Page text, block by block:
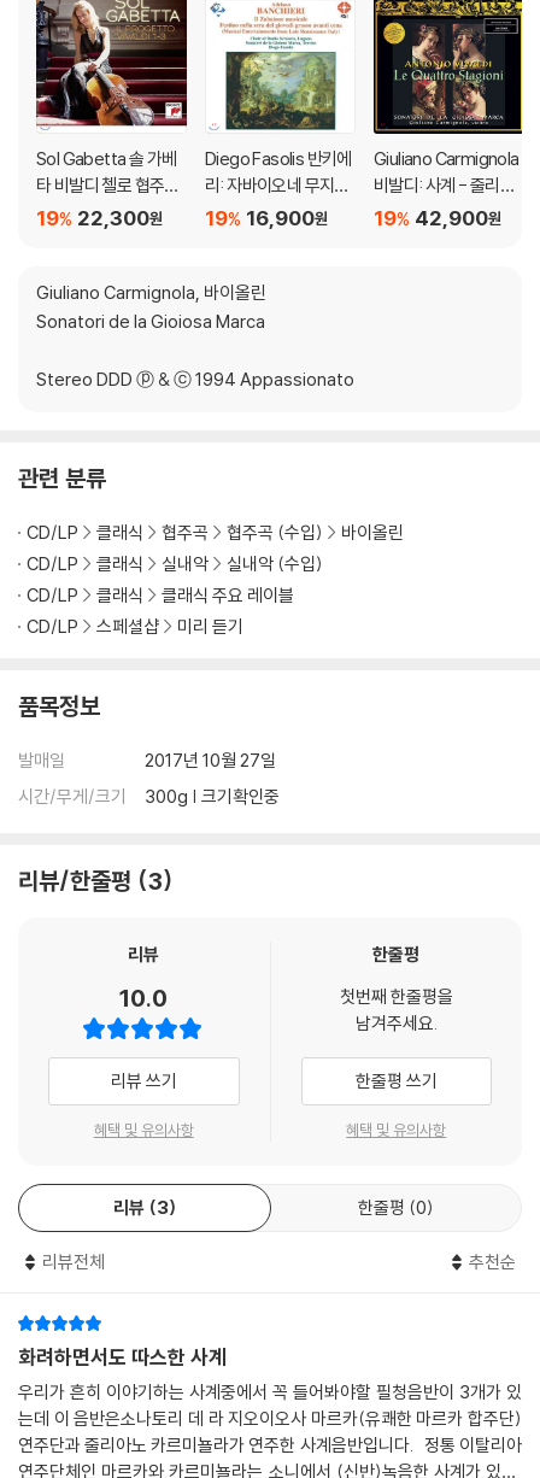
Sol Gabetta 솔 가베
타 비발디 첼로 협주곡
집 - 3CD 합본 (Il Prog
22,300원
19%
Diego Fasolis 반키에
리: 자바이오네 무지칼
레 - 후기 르네상스의
Zabaione Musicale)
16,900원
19%
Giuliano Carmignola
비발디: 사계 - 줄리아
노 카르미뇰라 (Vival
42,900원
19%
Giuliano Carmignola, 바이올린
Sonatori de la Gioiosa Marca
Stereo DDD ⓟ & ⓒ 1994 Appassionato
관련 분류
CD/LP 클래식 협주곡 협주곡 (수입)
바이올린
CD/LP
클래식 실내악
실내악 (수입)
CD/LP
클래식
클래식 주요 레이블
CD/LP
스페셜샵 미리 듣기
품목정보
발매일
2017년 10월 27일
시간/무게/크기
300g | 크기확인중
리뷰/한줄평 3
리뷰
10.0
리뷰 쓰기
혜택 및 유의사항
한줄평
첫번째 한줄평을
남겨주세요.
한줄평 쓰기
혜택 및 유의사항
리뷰 3 한줄평 0
리뷰전체 추천순
화려하면서도 따스한 사계
우리가 흔히 이야기하는 사계중에서 꼭 들어봐야할 필청음반이 3개가 있
는데 이 음반은소나토리 데 라 지오이오사 마르카(유쾌한 마르카 합주단)
연주단과 줄리아노 카르미뇰라가 연주한 사계음반입니다. 정통 이탈리아
연주단체인 마르카와 카르미뇰라는 소니에서 (신반)녹음한 사계가 있고,